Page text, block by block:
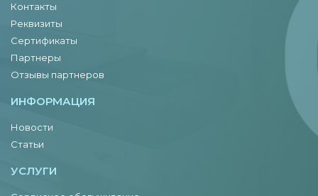
Контакты
Реквизиты
Сертификаты
Партнеры
Отзывы партнеров
ИНФОРМАЦИЯ
Новости
Статьи
УСЛУГИ